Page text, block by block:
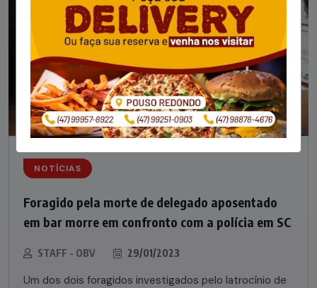
NOTÍCIAS
Foragido pela morte de delegado aposentado
em bar morre em confronto com a polícia em SC
STAFF - OBV 29/01/2023
Um dos dois foragidos investigados pelo latrocínio de